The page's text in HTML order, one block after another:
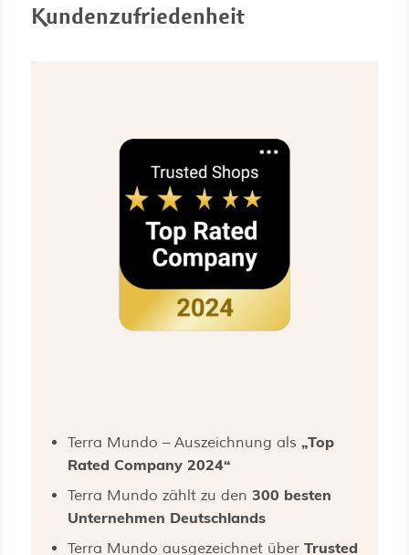
Kundenzufriedenheit
Terra Mundo – Auszeichnung als „Top
Rated Company 2024“
Terra Mundo zählt zu den 300 besten
Unternehmen Deutschlands
Terra Mundo ausgezeichnet über Trusted